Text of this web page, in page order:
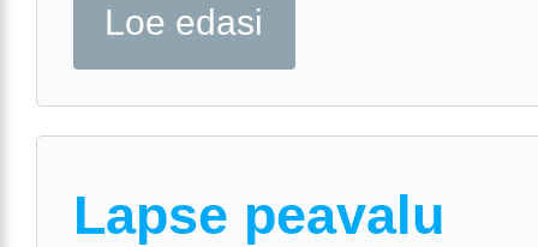
Loe edasi
Lapse peavalu